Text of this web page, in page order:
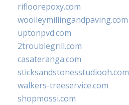
rifloorepoxy.com
woolleymillingandpaving.com
uptonpvd.com
2troublegrill.com
casateranga.com
sticksandstonesstudiooh.com
walkers-treeservice.com
shopmossi.com